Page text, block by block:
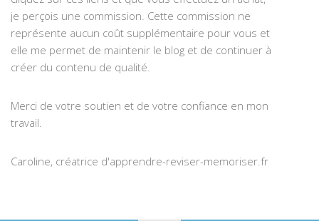
je perçois une commission. Cette commission ne
représente aucun coût supplémentaire pour vous et
elle me permet de maintenir le blog et de continuer à
créer du contenu de qualité.
Merci de votre soutien et de votre confiance en mon
travail.
Caroline, créatrice d'apprendre-reviser-memoriser.fr